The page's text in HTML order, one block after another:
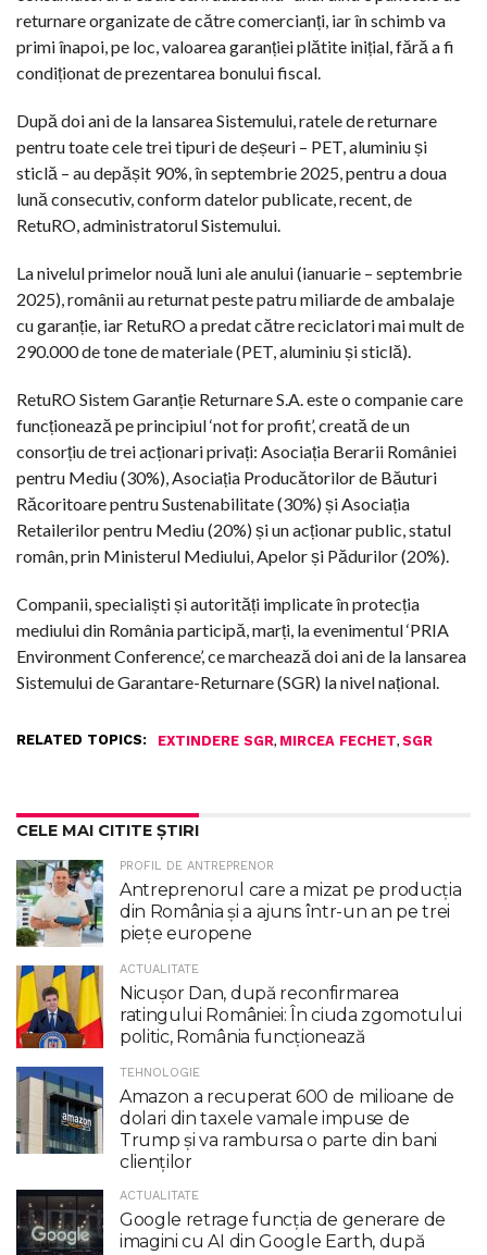
returnare organizate de către comercianți, iar în schimb va
primi înapoi, pe loc, valoarea garanției plătite inițial, fără a fi
condiționat de prezentarea bonului fiscal.
După doi ani de la lansarea Sistemului, ratele de returnare
pentru toate cele trei tipuri de deșeuri – PET, aluminiu și
sticlă – au depășit 90%, în septembrie 2025, pentru a doua
lună consecutiv, conform datelor publicate, recent, de
RetuRO, administratorul Sistemului.
La nivelul primelor nouă luni ale anului (ianuarie – septembrie
2025), românii au returnat peste patru miliarde de ambalaje
cu garanție, iar RetuRO a predat către reciclatori mai mult de
290.000 de tone de materiale (PET, aluminiu și sticlă).
RetuRO Sistem Garanție Returnare S.A. este o companie care
funcționează pe principiul ‘not for profit’, creată de un
consorțiu de trei acționari privați: Asociația Berarii României
pentru Mediu (30%), Asociația Producătorilor de Băuturi
Răcoritoare pentru Sustenabilitate (30%) și Asociația
Retailerilor pentru Mediu (20%) și un acționar public, statul
român, prin Ministerul Mediului, Apelor și Pădurilor (20%).
Companii, specialiști și autorități implicate în protecția
mediului din România participă, marți, la evenimentul ‘PRIA
Environment Conference’, ce marchează doi ani de la lansarea
Sistemului de Garantare-Returnare (SGR) la nivel național.
RELATED TOPICS: EXTINDERE SGR, MIRCEA FECHET, SGR
CELE MAI CITITE ȘTIRI
PROFIL DE ANTREPRENOR
Antreprenorul care a mizat pe producția
din România și a ajuns într-un an pe trei
piețe europene
ACTUALITATE
Nicuşor Dan, după reconfirmarea
ratingului României: În ciuda zgomotului
politic, România funcţionează
TEHNOLOGIE
Amazon a recuperat 600 de milioane de
dolari din taxele vamale impuse de
Trump şi va rambursa o parte din bani
clienţilor
ACTUALITATE
Google retrage funcţia de generare de
imagini cu AI din Google Earth, după